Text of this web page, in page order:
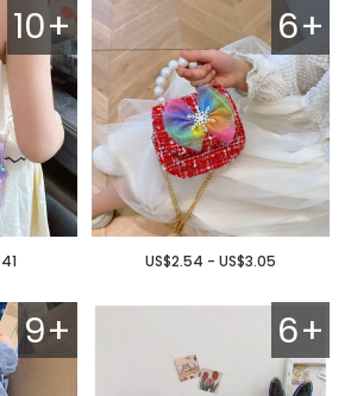
10+ 6+
US$2.54 - US$3.05
9+ 6+